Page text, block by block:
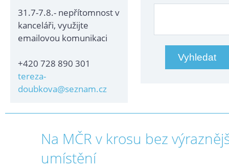
31.7-7.8.- nepřítomnost v
kanceláři, využijte
emailovou komunikaci
+420 728 890 301
tereza-
doubkova@seznam.cz
Na MČR v krosu bez
umístění